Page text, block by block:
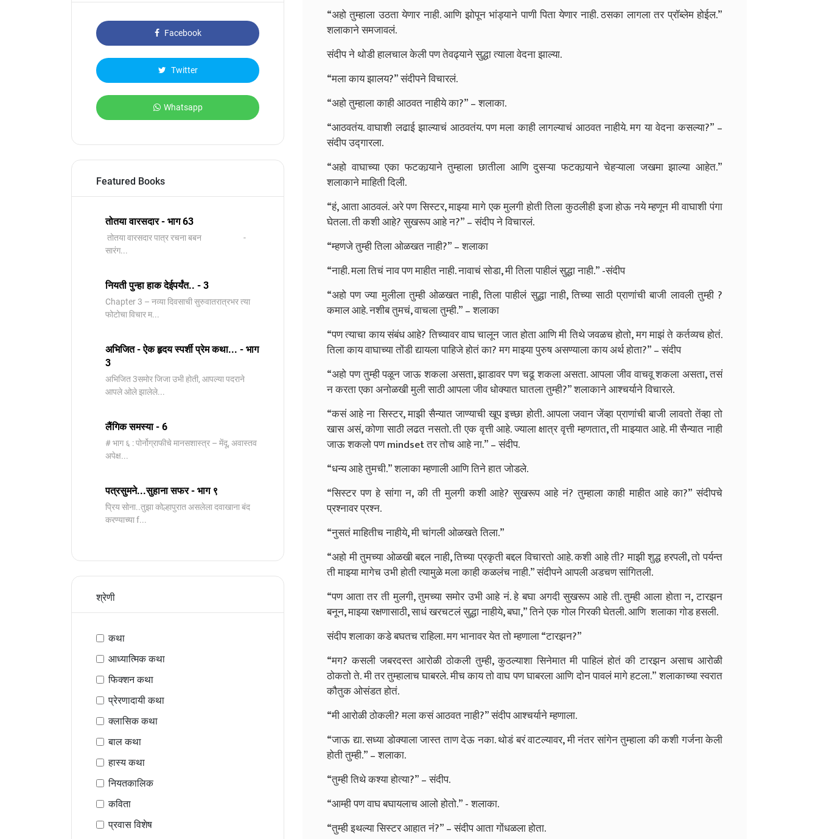
Facebook
Twitter
Whatsapp
Featured Books
तोतया वारसदार - भाग 63
तोतया वारसदार पात्र रचना बबन -
सारंग...
नियती पुन्हा हाक देईपर्यंत.. - 3
Chapter 3 – नव्या दिवसाची सुरुवातरात्रभर त्या
फोटोचा विचार म...
अभिजित - ऐक हृदय स्पर्शी प्रेम कथा... - भाग
3
️अभिजित ️3समोर जिजा उभी होती, आपल्या पदराने
आपले ओले झालेले...
लैंगिक समस्या - 6
# भाग ६ : पोर्नोग्राफीचे मानसशास्त्र – मेंदू, अवास्तव
अपेक्ष...
पत्रसुमने...सुहाना सफर - भाग ९
प्रिय सोना..तुझा कोल्हापुरात असलेला दवाखाना बंद
करण्याच्या f...
श्रेणी
कथा
आध्यात्मिक कथा
फिक्शन कथा
प्रेरणादायी कथा
क्लासिक कथा
बाल कथा
हास्य कथा
नियतकालिक
कविता
प्रवास विशेष
“अहो तुम्हाला उठता येणार नाही. आणि झोपून भांड्याने पाणी पिता येणार नाही. ठसका लागला तर प्रॉब्लेम होईल.”
शलाकाने समजावलं.
संदीप ने थोडी हालचाल केली पण तेवढ्याने सुद्धा त्याला वेदना झाल्या.
“मला काय झालय?” संदीपने विचारलं.
“अहो तुम्हाला काही आठवत नाहीये का?” – शलाका.
“आठवतंय. वाघाशी लढाई झाल्याचं आठवतंय. पण मला काही लागल्याचं आठवत नाहीये. मग या वेदना कसल्या?” –
संदीप उद्गारला.
“अहो वाघाच्या एका फटकार्‍याने तुम्हाला छातीला आणि दुसऱ्या फटकार्‍याने चेहऱ्याला जखमा झाल्या आहेत.”
शलाकाने माहिती दिली.
“हं, आता आठवलं. अरे पण सिस्टर, माझ्या मागे एक मुलगी होती तिला कुठलीही इजा होऊ नये म्हणून मी वाघाशी पंगा
घेतला. ती कशी आहे? सुखरूप आहे न?” – संदीप ने विचारलं.
“म्हणजे तुम्ही तिला ओळखत नाही?” – शलाका
“नाही. मला तिचं नाव पण माहीत नाही. नावाचं सोडा, मी तिला पाहीलं सुद्धा नाही.” -संदीप
“अहो पण ज्या मुलीला तुम्ही ओळखत नाही, तिला पाहीलं सुद्धा नाही, तिच्या साठी प्राणांची बाजी लावली तुम्ही ?
कमाल आहे. नशीब तुमचं, वाचला तुम्ही.” – शलाका
“पण त्याचा काय संबंध आहे? तिच्यावर वाघ चालून जात होता आणि मी तिथे जवळच होतो, मग माझं ते कर्तव्यच होतं.
तिला काय वाघाच्या तोंडी द्यायला पाहिजे होतं का? मग माझ्या पुरुष असण्याला काय अर्थ होता?” – संदीप
“अहो पण तुम्ही पळून जाऊ शकला असता, झाडावर पण चढू शकला असता. आपला जीव वाचवू शकला असता, तसं
न करता एका अनोळखी मुली साठी आपला जीव धोक्यात घातला तुम्ही?” शलाकाने आश्चर्याने विचारले.
“कसं आहे ना सिस्टर, माझी सैन्यात जाण्याची खूप इच्छा होती. आपला जवान जेंव्हा प्राणांची बाजी लावतो तेंव्हा तो
खास असं, कोणा साठी लढत नसतो. ती एक वृत्ती आहे. ज्याला क्षात्र वृत्ती म्हणतात, ती माझ्यात आहे. मी सैन्यात नाही
जाऊ शकलो पण mindset तर तोच आहे ना.” – संदीप.
“धन्य आहे तुमची.” शलाका म्हणाली आणि तिने हात जोडले.
“सिस्टर पण हे सांगा न, की ती मुलगी कशी आहे? सुखरूप आहे नं? तुम्हाला काही माहीत आहे का?” संदीपचे
प्रश्नावर प्रश्न.
“नुसतं माहितीच नाहीये, मी चांगली ओळखते तिला.”
“अहो मी तुमच्या ओळखी बद्दल नाही, तिच्या प्रकृती बद्दल विचारतो आहे. कशी आहे ती? माझी शुद्ध हरपली, तो पर्यन्त
ती माझ्या मागेच उभी होती त्यामुळे मला काही कळलंच नाही.” संदीपने आपली अडचण सांगितली.
“पण आता तर ती मुलगी, तुमच्या समोर उभी आहे नं. हे बघा अगदी सुखरूप आहे ती. तुम्ही आला होता न, टारझन
बनून, माझ्या रक्षणासाठी, साधं खरचटलं सुद्धा नाहीये, बघा,” तिने एक गोल गिरकी घेतली. आणि शलाका गोड हसली.
संदीप शलाका कडे बघतच राहिला. मग भानावर येत तो म्हणाला “टारझन?”
“मग? कसली जबरदस्त आरोळी ठोकली तुम्ही, कुठल्याशा सिनेमात मी पाहिलं होतं की टारझन असाच आरोळी
ठोकतो ते. मी तर तुम्हालाच घाबरले. मीच काय तो वाघ पण घाबरला आणि दोन पावलं मागे हटला.” शलाकाच्या स्वरात
कौतुक ओसंडत होतं.
“मी आरोळी ठोकली? मला कसं आठवत नाही?” संदीप आश्चर्याने म्हणाला.
“जाऊ द्या. सध्या डोक्याला जास्त ताण देऊ नका. थोडं बरं वाटल्यावर, मी नंतर सांगेन तुम्हाला की कशी गर्जना केली
होती तुम्ही.” – शलाका.
“तुम्ही तिथे कश्या होत्या?” – संदीप.
“आम्ही पण वाघ बघायलाच आलो होतो.” - शलाका.
“तुम्ही इथल्या सिस्टर आहात नं?” – संदीप आता गोंधळला होता.